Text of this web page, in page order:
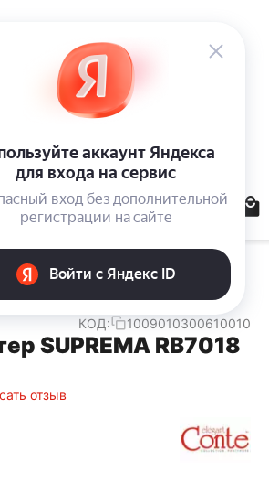
КОД: 1009010300610010
SUPREMA RB7018
отзыв